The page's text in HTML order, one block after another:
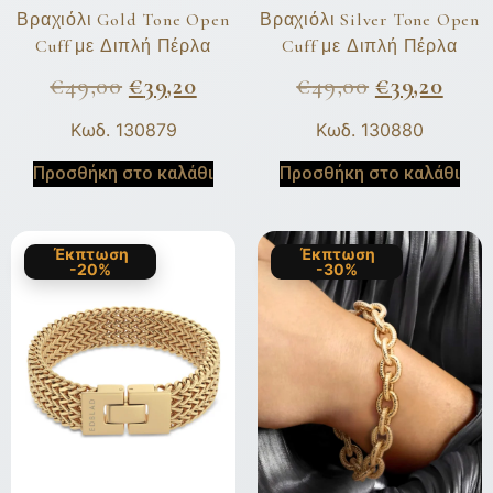
Βραχιόλι Gold Tone Open
Cuff με Διπλή Πέρλα
€49,00 €39,20
Κωδ. 130879
Προσθήκη στο καλάθι
Βραχιόλι Silver Tone Open
Cuff με Διπλή Πέρλα
€49,00 €39,20
Κωδ. 130880
Προσθήκη στο καλάθι
Έκπτωση
-20%
Έκπτωση
-30%